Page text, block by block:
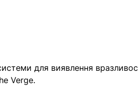
для виявлення
Verge.